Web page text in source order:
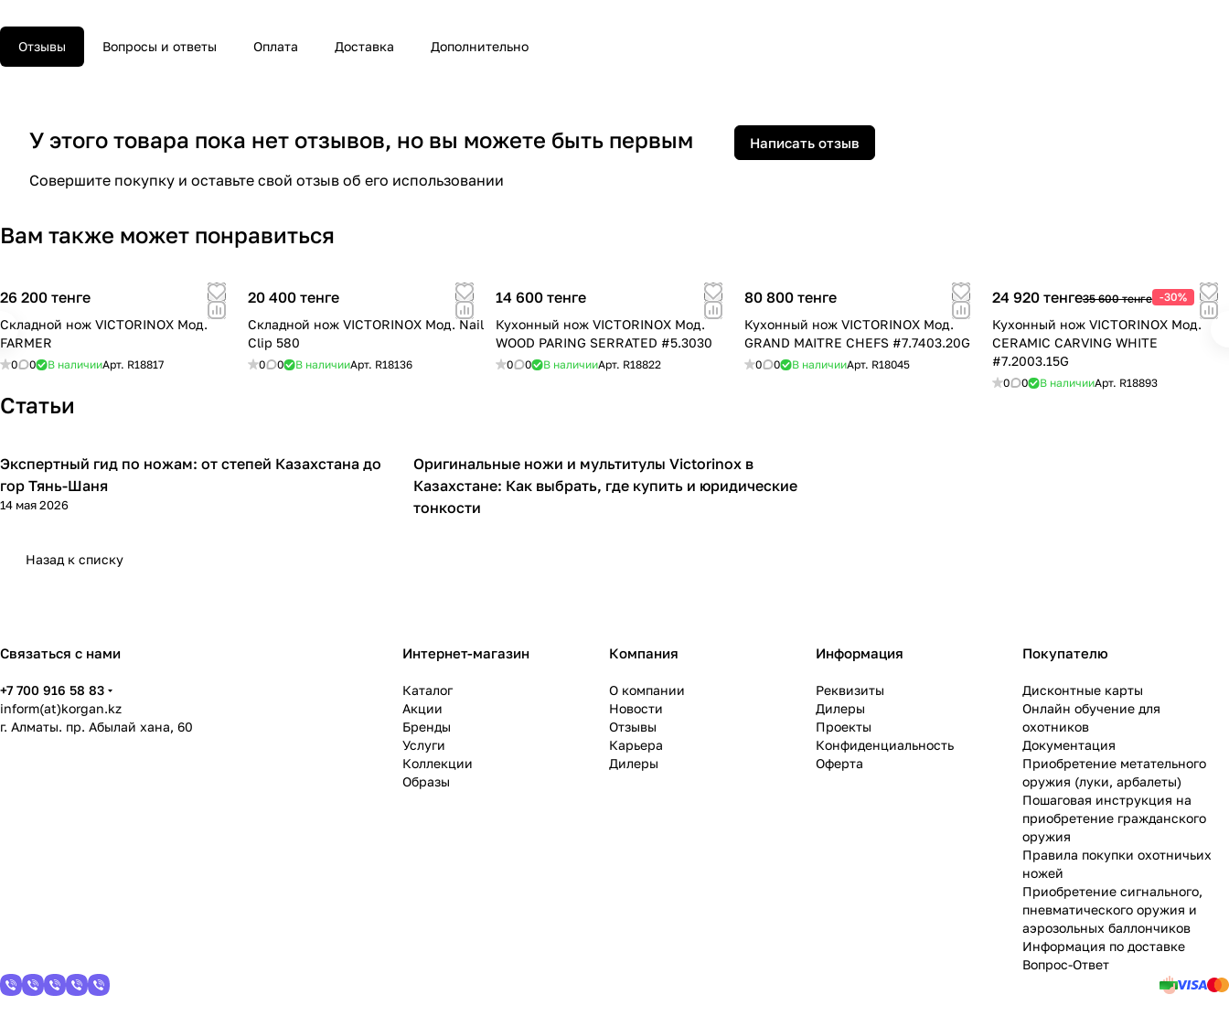
Отзывы Вопросы и ответы Оплата Доставка Дополнительно
У этого товара пока нет отзывов, но вы можете быть первым
Совершите покупку и оставьте свой отзыв об его использовании
Написать отзыв
Вам также может понравиться
26 200 тенге
Складной нож VICTORINOX Мод.
FARMER
0 0 В наличииАрт. R18817
20 400 тенге
Складной нож VICTORINOX Мод. Nail
Clip 580
0 0 В наличииАрт. R18136
14 600 тенге
Кухонный нож VICTORINOX Мод.
WOOD PARING SERRATED #5.3030
0 0 В наличииАрт. R18822
80 800 тенге
Кухонный нож VICTORINOX Мод.
GRAND MAITRE CHEFS #7.7403.20G
0 0 В наличииАрт. R18045
24 920 тенге35 600 тенге -30%
Кухонный нож VICTORINOX Мод.
CERAMIC CARVING WHITE
#7.2003.15G
0 0 В наличииАрт. R18893
Статьи
Обзоры товаров
Экспертный гид по ножам: от степей Казахстана до
гор Тянь-Шаня
14 мая 2026
Ножи
Оригинальные ножи и мультитулы Victorinox в
Казахстане: Как выбрать, где купить и юридические
тонкости
Назад к списку
Связаться с нами
+7 700 916 58 83
inform(at)korgan.kz
г. Алматы. пр. Абылай хана, 60
Интернет-магазин
Каталог
Акции
Бренды
Услуги
Коллекции
Образы
Компания
О компании
Новости
Отзывы
Карьера
Дилеры
Информация
Реквизиты
Дилеры
Проекты
Конфиденциальность
Оферта
Покупателю
Дисконтные карты
Онлайн обучение для
охотников
Документация
Приобретение метательного
оружия (луки, арбалеты)
Пошаговая инструкция на
приобретение гражданского
оружия
Правила покупки охотничьих
ножей
Приобретение сигнального,
пневматического оружия и
аэрозольных баллончиков
Информация по доставке
Вопрос-Ответ